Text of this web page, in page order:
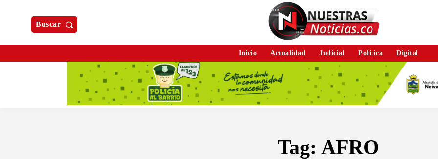
Buscar
Inicio Actualidad Judicial Política Digital
Tag: AFRO